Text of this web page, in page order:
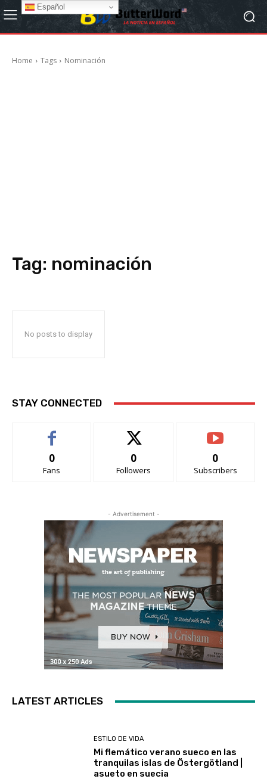
Home Tags Nominación
Tag: nominación
No posts to display
STAY CONNECTED
0
Fans
0
Followers
0
Subscribers
- Advertisement -
LATEST ARTICLES
ESTILO DE VIDA
Mi flemático verano sueco en las
tranquilas islas de Östergötland |
asueto en suecia
Español